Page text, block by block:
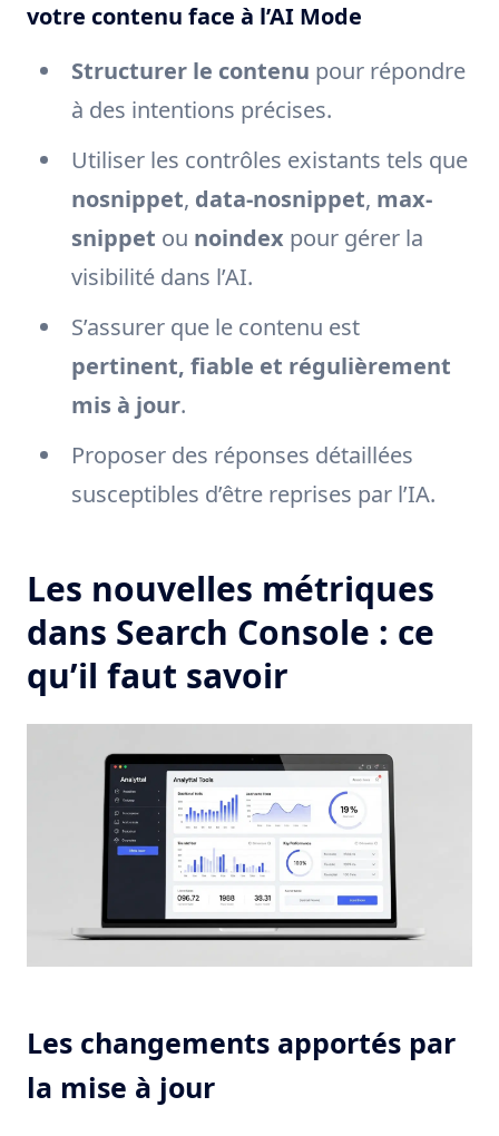
votre contenu face à l’AI Mode
Structurer le contenu pour répondre
à des intentions précises.
Utiliser les contrôles existants tels que
nosnippet, data-nosnippet, max-
snippet ou noindex pour gérer la
visibilité dans l’AI.
S’assurer que le contenu est
pertinent, fiable et régulièrement
mis à jour.
Proposer des réponses détaillées
susceptibles d’être reprises par l’IA.
Les nouvelles métriques
dans Search Console : ce
qu’il faut savoir
Les changements apportés par
la mise à jour